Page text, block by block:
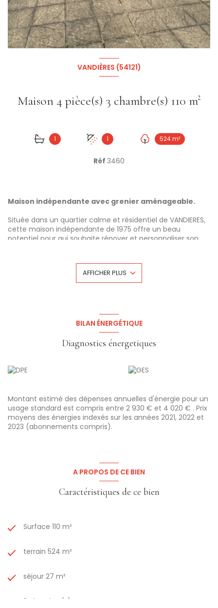
+16
VANDIÈRES (54121)
Maison 4 pièce(s) 3 chambre(s) 110 m²
1 1 524 m²
Réf 3460
Maison indépendante avec grenier aménageable.
Située dans un quartier calme et résidentiel de VANDIERES,
cette maison indépendante de 1975 offre un beau
potentiel pour qui souhaite rénover et personnaliser son
Surface habitable actuelle : environ 110 m²
Rez-de-chaussée : entrée, chambre, salle d’eau, WC,
balcon), 2 chambres, salle de bain, WC
Combles sur dalle béton d’environ 80 m² aménageables
Extérieurs : cave, grande terrasse à l’arrière d'environ 50 m²,
jardin avec dépendance
Grand grenier aménageable
À prévoir :
Travaux de rénovation complets : menuiseries (simple
vitrage), isolation, électricité, chauffage
Un bien à fort potentiel, à découvrir sans tarder.
Prix : 158 000 € (honoraires à la charge du vendeur)
AFFICHER PLUS
BILAN ÉNERGÉTIQUE
Diagnostics énergetiques
Montant estimé des dépenses annuelles d'énergie pour un
usage standard est compris entre 2 930 € et 4 020 € . Prix
moyens des énergies indexés sur les années 2021, 2022 et
2023 (abonnements compris).
A PROPOS DE CE BIEN
Caractéristiques de ce bien
Surface 110 m²
terrain 524 m²
séjour 27 m²
3 chambre(s)